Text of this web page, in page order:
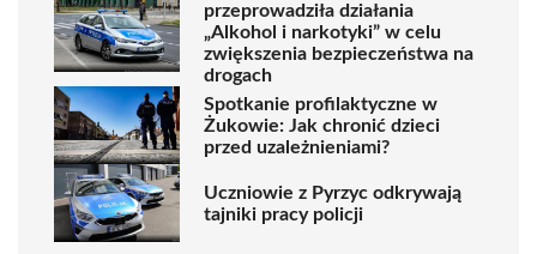
przeprowadziła działania
„Alkohol i narkotyki” w celu
zwiększenia bezpieczeństwa na
drogach
Spotkanie profilaktyczne w
Żukowie: Jak chronić dzieci
przed uzależnieniami?
Uczniowie z Pyrzyc odkrywają
tajniki pracy policji